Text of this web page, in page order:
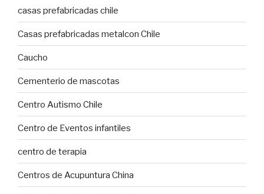
casas prefabricadas chile
Casas prefabricadas metalcon Chile
Caucho
Cementerio de mascotas
Centro Autismo Chile
Centro de Eventos infantiles
centro de terapia
Centros de Acupuntura China